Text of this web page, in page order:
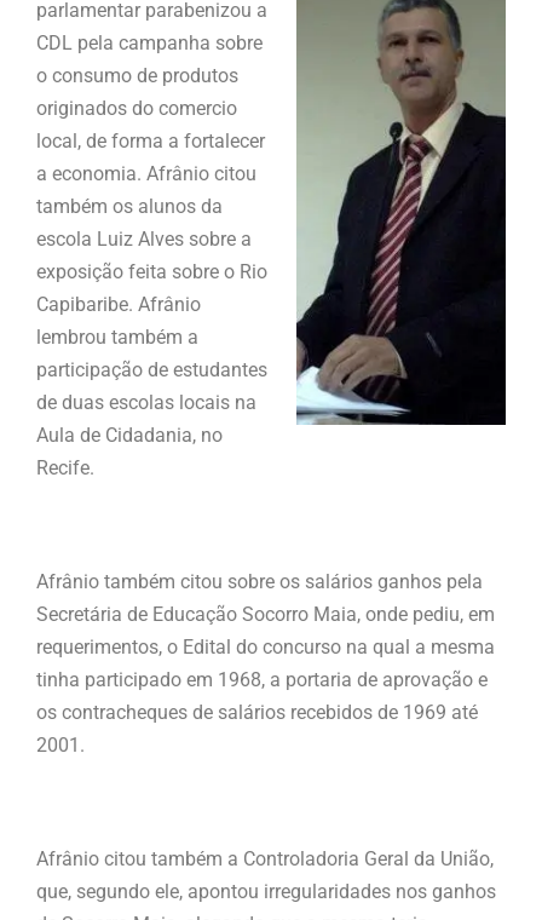
parlamentar parabenizou a
CDL pela campanha sobre
o consumo de produtos
originados do comercio
local, de forma a fortalecer
a economia. Afrânio citou
também os alunos da
escola Luiz Alves sobre a
exposição feita sobre o Rio
Capibaribe. Afrânio
lembrou também a
participação de estudantes
de duas escolas locais na
Aula de Cidadania, no
Recife.
Afrânio também citou sobre os salários ganhos pela
Secretária de Educação Socorro Maia, onde pediu, em
requerimentos, o Edital do concurso na qual a mesma
tinha participado em 1968, a portaria de aprovação e
os contracheques de salários recebidos de 1969 até
2001.
Afrânio citou também a Controladoria Geral da União,
que, segundo ele, apontou irregularidades nos ganhos